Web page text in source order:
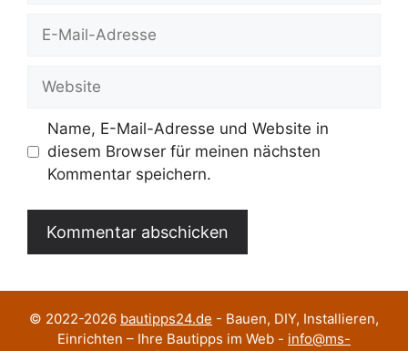
Website
Name, E-Mail-Adresse und Website in
diesem Browser für meinen nächsten
Kommentar speichern.
© 2022-2026 bautipps24.de - Bauen, DIY, Installieren,
Einrichten – Ihre Bautipps im Web - info@ms-